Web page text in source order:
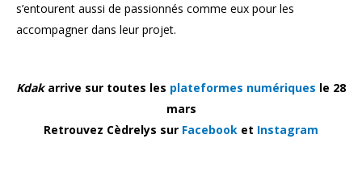
s’entourent aussi de passionnés comme eux pour les
accompagner dans leur projet.
Kdakarrive sur toutes les plateformes numériques le 28
mars
Retrouvez Cèdrelys sur Facebook et Instagram